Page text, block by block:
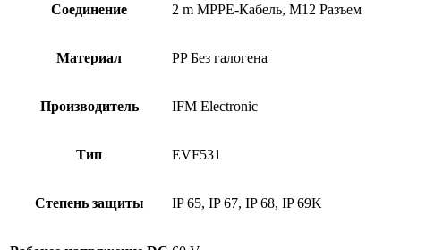
Соединение 2 m MPPE-Кабель, M12 Разъем
Материал PP Без галогена
Производитель IFM Electronic
Тип EVF531
Степень защиты IP 65, IP 67, IP 68, IP 69K